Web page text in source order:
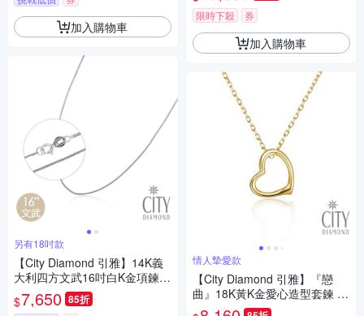
加入購物車
另有18吋款
【City Diamond 引雅】14K義
大利四方文武16吋白K金項鍊
(浮光流影系列)
$7,650 85折
限時下殺 券
加入購物車
情人摯愛款
【City Diamond 引雅】『戀
曲』18K黃K金愛心造型套鍊 項
鍊(東京Yuki系列)